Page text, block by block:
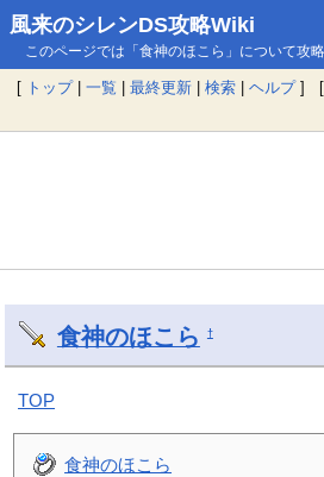
風来のシレンDS攻略Wiki
このページでは「食神のほこら」について攻略
[ トップ| 一覧 | 最終更新 | 検索 | ヘルプ] [
食神のほこら †
TOP
食神のほこら